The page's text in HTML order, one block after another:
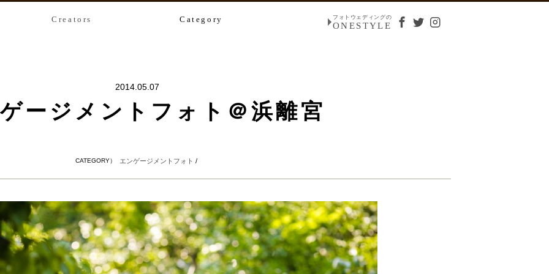
Creators Category フォトウェディングの
ONESTYLE
2014.05.07
ージメントフォト＠浜離宮
CATEGORY） エンゲージメントフォト /